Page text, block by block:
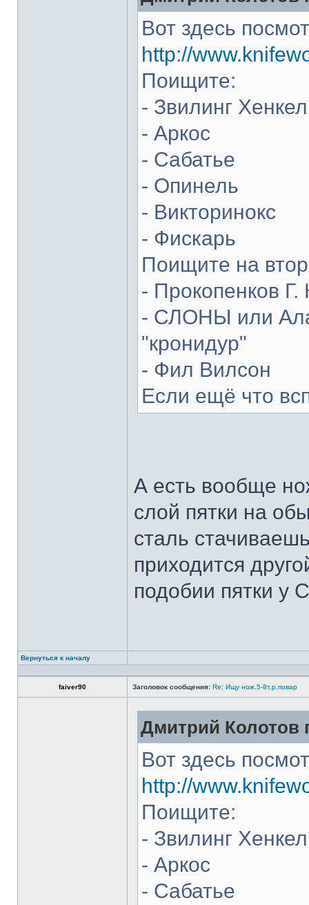
Вот здесь
http://
Поищите:
- Звилинг
- Аркос
- Сабатье
- Опинель
- Викторинокс
- Фискарь
Поищите на
- Прокопенков Г.
- СЛОНЫ или
"кронидур"
- Фил Вилсон
Если ещё что
А есть вообще
слой пятки на
сталь
приходится
подобии пятки у
Вернуться к началу
faiver90 Заголовок сообщения: Re: Ищу нож.5-8т.р.повар
Дмитрий Колотов
Вот здесь
http://
Поищите:
- Звилинг
- Аркос
- Сабатье